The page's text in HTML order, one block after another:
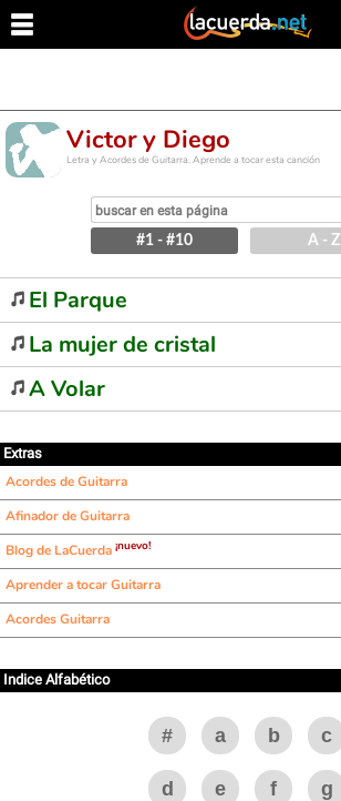
Victor y Diego
Letra y Acordes de Guitarra. Aprende a tocar esta canción
#1 - #10 A - Z
El Parque
La mujer de cristal
A Volar
Extras
Acordes de Guitarra
Afinador de Guitarra
Blog de LaCuerda ¡nuevo!
Aprender a tocar Guitarra
Acordes Guitarra
Indice Alfabético
# a b c
d e f g